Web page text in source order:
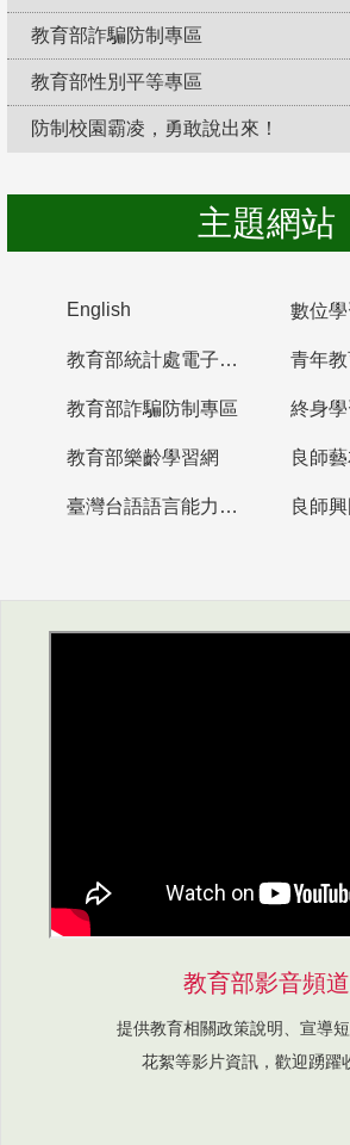
教育部詐騙防制專區
教育部性別平等專區
防制校園霸凌，勇敢說出來！
主題網站
English 數位
教育部統計處電子書櫃
教育部詐騙防制專區 終身
教育部樂齡學習網
臺灣台語語言能力認證網站
良師
教育部影音頻道
提供教育相關政策說明、宣導
花絮等影片資訊，歡迎踴躍